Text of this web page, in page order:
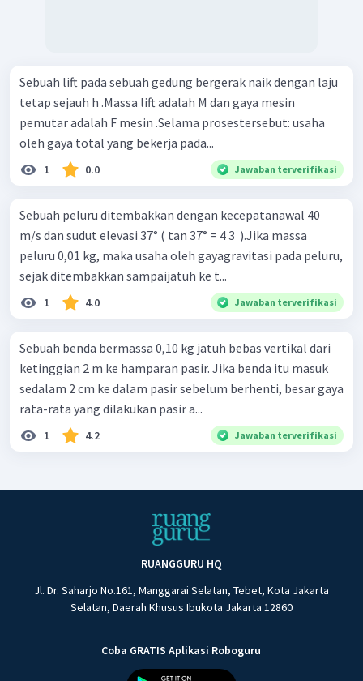
Sebuah lift pada sebuah gedung bergerak naik dengan laju
tetap sejauh h .Massa lift adalah M dan gaya mesin
pemutar adalah F mesin .Selama prosestersebut: usaha
oleh gaya total yang bekerja pada...
1 0.0 Jawaban terverifikasi
Sebuah peluru ditembakkan dengan kecepatanawal 40
m/s dan sudut elevasi 37° ( tan 37° = 4 3 ​ ).Jika massa
peluru 0,01 kg, maka usaha oleh gayagravitasi pada peluru,
sejak ditembakkan sampaijatuh ke t...
1 4.0 Jawaban terverifikasi
Sebuah benda bermassa 0,10 kg jatuh bebas vertikal dari
ketinggian 2 m ke hamparan pasir. Jika benda itu masuk
sedalam 2 cm ke dalam pasir sebelum berhenti, besar gaya
rata-rata yang dilakukan pasir a...
1 4.2 Jawaban terverifikasi
RUANGGURU HQ
Jl. Dr. Saharjo No.161, Manggarai Selatan, Tebet, Kota Jakarta
Selatan, Daerah Khusus Ibukota Jakarta 12860
Coba GRATIS Aplikasi Roboguru